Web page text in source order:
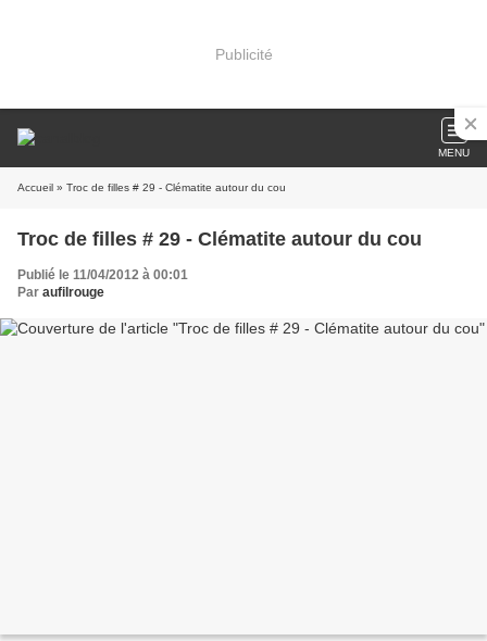
Publicité
MENU
Accueil » Troc de filles # 29 - Clématite autour du cou
Troc de filles # 29 - Clématite autour du cou
Publié le 11/04/2012 à 00:01
Par aufilrouge